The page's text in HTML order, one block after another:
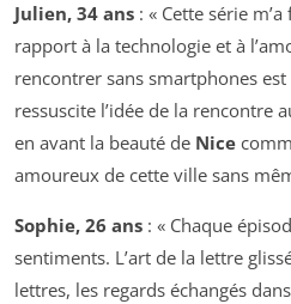
Julien, 34 ans : « Cette série
rapport à la technologie et à
rencontrer sans smartphones
ressuscite l’idée de la rencontre
en avant la beauté de Nice
amoureux de cette ville sans
Sophie, 26 ans : « Chaque
sentiments. L’art de la lettre
lettres, les regards échangés